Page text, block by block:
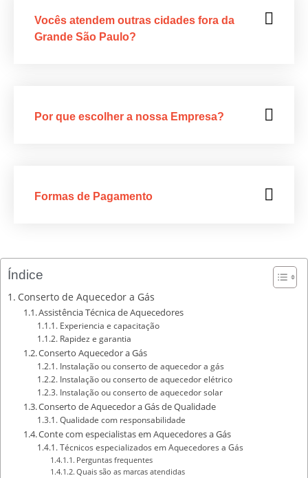
Vocês atendem outras cidades fora da
Grande São Paulo?
Por que escolher a nossa Empresa?
Formas de Pagamento
Índice
Conserto de Aquecedor a Gás
Assistência Técnica de Aquecedores
Experiencia e capacitação
Rapidez e garantia
Conserto Aquecedor a Gás
Instalação ou conserto de aquecedor a gás
Instalação ou conserto de aquecedor elétrico
Instalação ou conserto de aquecedor solar
Conserto de Aquecedor a Gás de Qualidade
Qualidade com responsabilidade
Conte com especialistas em Aquecedores a Gás
Técnicos especializados em Aquecedores a Gás
Perguntas frequentes
Quais são as marcas atendidas